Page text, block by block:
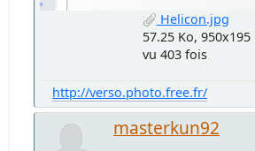
Helicon.jpg
57.25 Ko, 950x195
vu 403 fois
http://verso.photo.free.fr/
masterkun92